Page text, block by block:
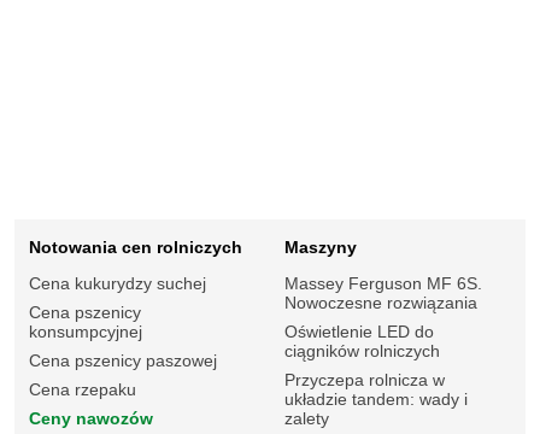
Notowania cen rolniczych
Cena kukurydzy suchej
Cena pszenicy
konsumpcyjnej
Cena pszenicy paszowej
Cena rzepaku
Ceny nawozów
Maszyny
Massey Ferguson MF 6S.
Nowoczesne rozwiązania
Oświetlenie LED do
ciągników rolniczych
Przyczepa rolnicza w
układzie tandem: wady i
zalety